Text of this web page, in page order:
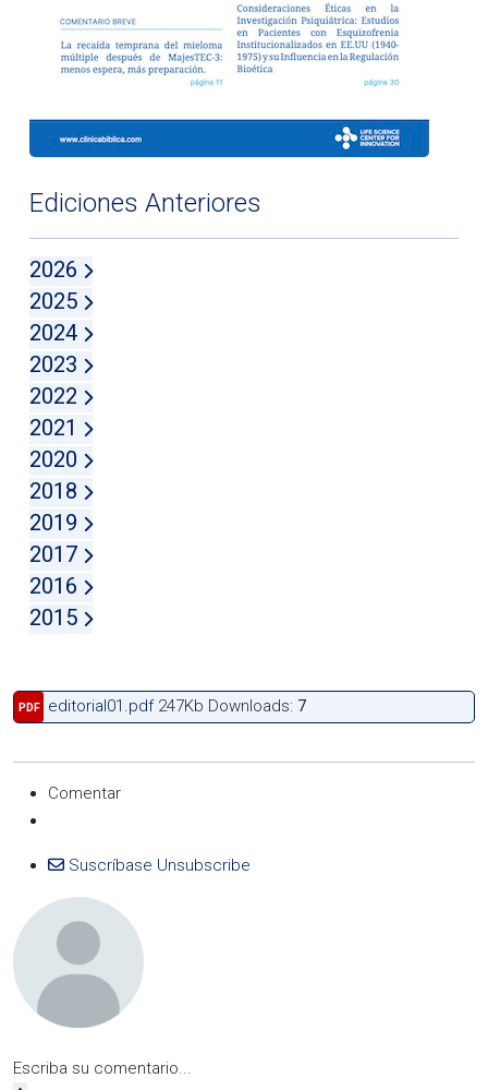
Ediciones Anteriores
2026
2025
2024
2023
2022
2021
2020
2018
2019
2017
2016
2015
PDF editorial01.pdf 247Kb Downloads: 7
Comentar
Suscríbase Unsubscribe
Escriba su comentario...